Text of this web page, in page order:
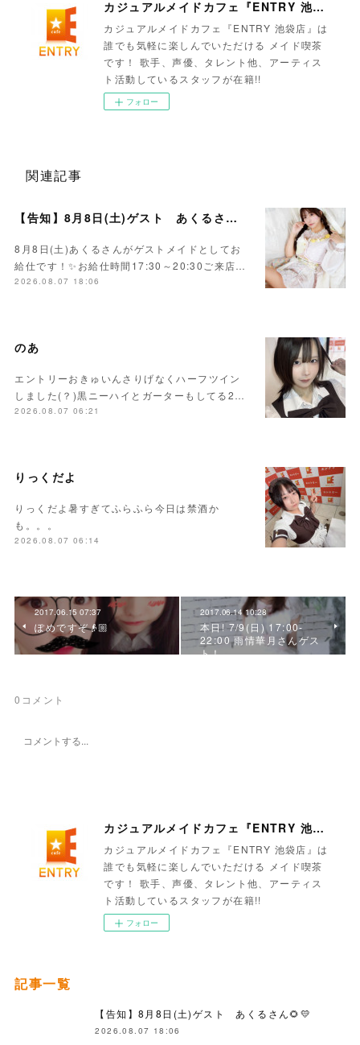
カジュアルメイドカフェ『ENTRY 池袋店』
カジュアルメイドカフェ『ENTRY 池袋店』は
誰でも気軽に楽しんでいただける メイド喫茶
です！ 歌手、声優、タレント他、アーティス
ト活動しているスタッフが在籍!!
フォロー
関連記事
【告知】8月8日(土)ゲスト あくるさん🌻💛
8月8日(土)あくるさんがゲストメイドとしてお
給仕です！✨お給仕時間17:30～20:30ご来店…
2026.08.07 18:06
のあ
エントリーおきゅいんさりげなくハーフツイン
しました(？)黒ニーハイとガーターもしてる2…
2026.08.07 06:21
りっくだよ
りっくだよ暑すぎてふらふら今日は禁酒か
も。。。
2026.08.07 06:14
2017.06.15 07:37
ぽめですぞ👴🏼
2017.06.14 10:28
本日! 7/9(日) 17:00-
22:00 雨情華月さんゲス
ト！
0 コメント
カジュアルメイドカフェ『ENTRY 池袋店』
カジュアルメイドカフェ『ENTRY 池袋店』は
誰でも気軽に楽しんでいただける メイド喫茶
です！ 歌手、声優、タレント他、アーティス
ト活動しているスタッフが在籍!!
フォロー
記事一覧
【告知】8月8日(土)ゲスト あくるさん🌻💛
2026.08.07 18:06